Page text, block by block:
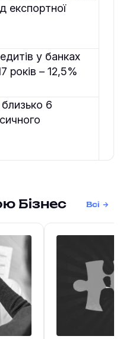
експортної
у банках
років – 12,5%
6
Бізнес Всі